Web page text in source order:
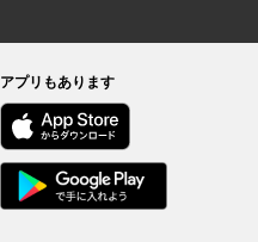
アプリもあります